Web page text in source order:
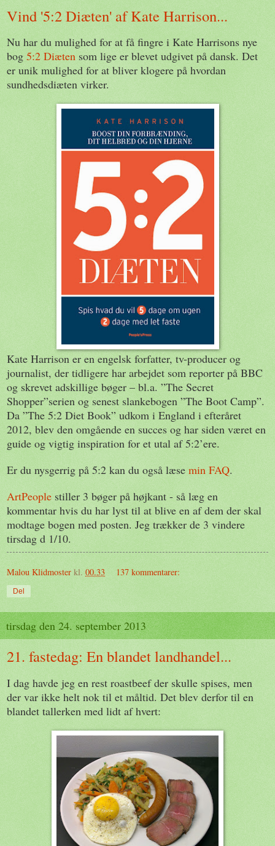
Vind '5:2 Diæten' af Kate Harrison...
Nu har du mulighed for at få fingre i Kate Harrisons nye
bog 5:2 Diæten som lige er blevet udgivet på dansk. Det
er unik mulighed for at bliver klogere på hvordan
sundhedsdiæten virker.
Kate Harrison er en engelsk forfatter, tv-producer og
journalist, der tidligere har arbejdet som reporter på BBC
og skrevet adskillige bøger – bl.a. ”The Secret
Shopper”serien og senest slankebogen ”The Boot Camp”.
Da ”The 5:2 Diet Book” udkom i England i efteråret
2012, blev den omgående en succes og har siden været en
guide og vigtig inspiration for et utal af 5:2’ere.
Er du nysgerrig på 5:2 kan du også læse min FAQ.
ArtPeople stiller 3 bøger på højkant - så læg en
kommentar hvis du har lyst til at blive en af dem der skal
modtage bogen med posten. Jeg trækker de 3 vindere
tirsdag d 1/10.
Malou Klidmoster kl. 00.33 137 kommentarer:
Del
tirsdag den 24. september 2013
21. fastedag: En blandet landhandel...
I dag havde jeg en rest roastbeef der skulle spises, men
der var ikke helt nok til et måltid. Det blev derfor til en
blandet tallerken med lidt af hvert: